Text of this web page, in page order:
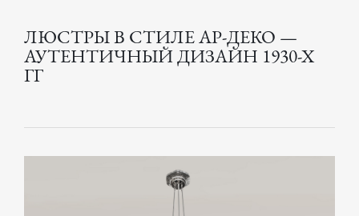
ЛЮСТРЫ В СТИЛЕ АР-ДЕКО —
АУТЕНТИЧНЫЙ ДИЗАЙН 1930-Х
ГГ